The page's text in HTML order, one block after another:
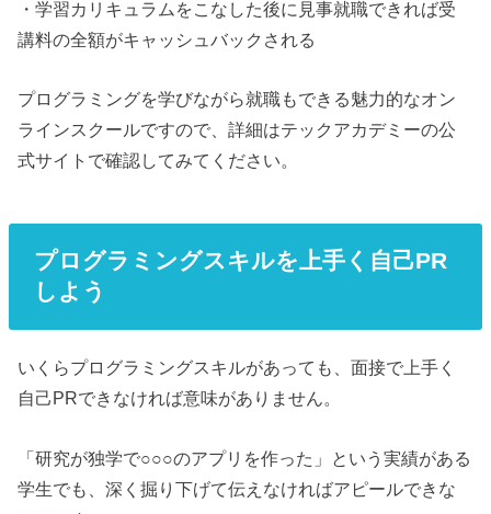
・学習カリキュラムをこなした後に見事就職できれば受
講料の全額がキャッシュバックされる
プログラミングを学びながら就職もできる魅力的なオン
ラインスクールですので、詳細はテックアカデミーの公
式サイトで確認してみてください。
プログラミングスキルを上手く自己PR
しよう
いくらプログラミングスキルがあっても、面接で上手く
自己PRできなければ意味がありません。
「研究が独学で○○○のアプリを作った」という実績がある
学生でも、深く掘り下げて伝えなければアピールできな